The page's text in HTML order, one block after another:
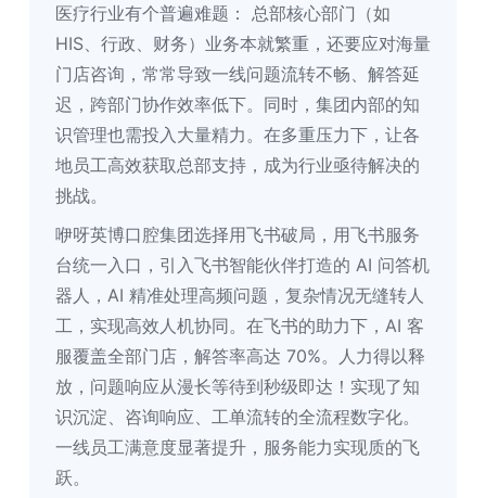
医疗行业有个普遍难题： 总部核心部门（如
HIS、行政、财务）业务本就繁重，还要应对海量
门店咨询，常常导致一线问题流转不畅、解答延
迟，跨部门协作效率低下。同时，集团内部的知
识管理也需投入大量精力。在多重压力下，让各
地员工高效获取总部支持，成为行业亟待解决的
挑战。
咿呀英博口腔集团选择用飞书破局，用飞书服务
台统一入口，引入飞书智能伙伴打造的 AI 问答机
器人，AI 精准处理高频问题，复杂情况无缝转人
工，实现高效人机协同。在飞书的助力下，AI 客
服覆盖全部门店，解答率高达 70%。人力得以释
放，问题响应从漫长等待到秒级即达！实现了知
识沉淀、咨询响应、工单流转的全流程数字化。
一线员工满意度显著提升，服务能力实现质的飞
跃。